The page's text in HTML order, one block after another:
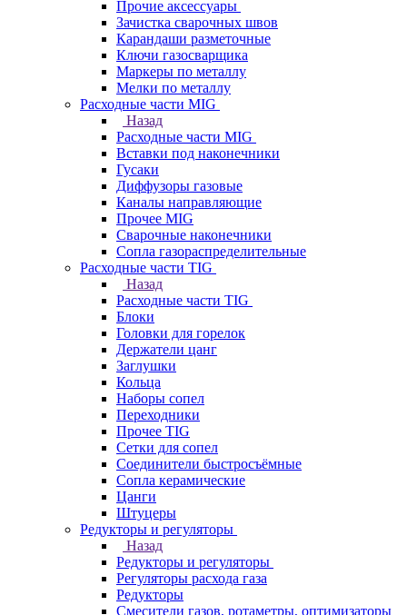
Прочие аксессуары
Зачистка сварочных швов
Карандаши разметочные
Ключи газосварщика
Маркеры по металлу
Мелки по металлу
Расходные части MIG
Назад
Расходные части MIG
Вставки под наконечники
Гусаки
Диффузоры газовые
Каналы направляющие
Прочее MIG
Сварочные наконечники
Сопла газораспределительные
Расходные части TIG
Назад
Расходные части TIG
Блоки
Головки для горелок
Держатели цанг
Заглушки
Кольца
Наборы сопел
Переходники
Прочее TIG
Сетки для сопел
Соединители быстросъёмные
Сопла керамические
Цанги
Штуцеры
Редукторы и регуляторы
Назад
Редукторы и регуляторы
Регуляторы расхода газа
Редукторы
Смесители газов, ротаметры, оптимизаторы